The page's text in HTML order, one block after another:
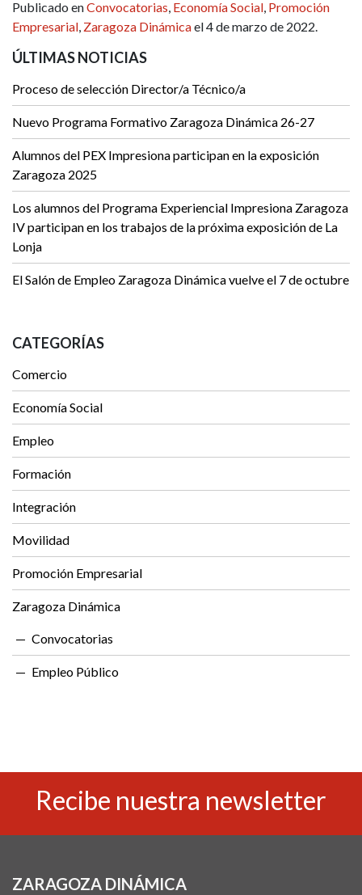
Publicado enConvocatorias, Economía Social, Promoción
Empresarial, Zaragoza Dinámicael 4 de marzo de 2022.
ÚLTIMAS NOTICIAS
Proceso de selección Director/a Técnico/a
Nuevo Programa Formativo Zaragoza Dinámica 26-27
Alumnos del PEX Impresiona participan en la exposición
Zaragoza 2025
Los alumnos del Programa Experiencial Impresiona Zaragoza
IV participan en los trabajos de la próxima exposición de La
Lonja
El Salón de Empleo Zaragoza Dinámica vuelve el 7 de octubre
CATEGORÍAS
Comercio
Economía Social
Empleo
Formación
Integración
Movilidad
Promoción Empresarial
Zaragoza Dinámica
Convocatorias
Empleo Público
Recibe nuestra newsletter
ZARAGOZA DINÁMICA